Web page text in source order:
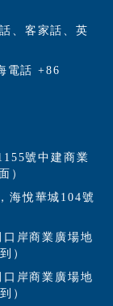
、客家話、英
電話 +86
號中建商業
）
海悅華城104號
岸商業廣場地
）
岸商業廣場地
）